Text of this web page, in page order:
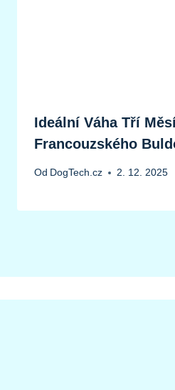
Ideální Váha Tří
Francouzského
Od DogTech.cz 2. 12. 2025